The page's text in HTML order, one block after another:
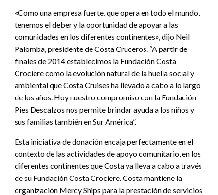
«Como una empresa fuerte, que opera en todo el mundo,
tenemos el deber y la oportunidad de apoyar a las
comunidades en los diferentes continentes», dijo Neil
Palomba, presidente de Costa Cruceros. “A partir de
finales de 2014 establecimos la Fundación Costa
Crociere como la evolución natural de la huella social y
ambiental que Costa Cruises ha llevado a cabo a lo largo
de los años. Hoy nuestro compromiso con la Fundación
Pies Descalzos nos permite brindar ayuda a los niños y
sus familias también en Sur América”.
Esta iniciativa de donación encaja perfectamente en el
contexto de las actividades de apoyo comunitario, en los
diferentes continentes que Costa ya lleva a cabo a través
de su Fundación Costa Crociere. Costa mantiene la
organización Mercy Ships para la prestación de servicios